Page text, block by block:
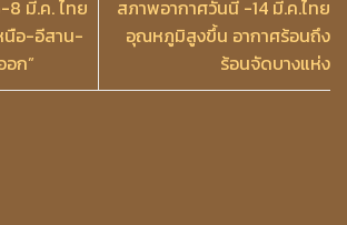
8 มี.ค. ไทย
นือ-อีสาน-
ก”
สภาพอากาศวันนี้ -14 มี.ค.ไทย
อุณหภูมิสูงขึ้น อากาศร้อนถึง
ร้อนจัดบางแห่ง